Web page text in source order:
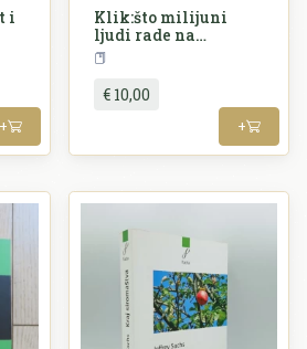
i
+
Klik:što milijuni
ljudi rade na
internetu i što to
govori o njima
€ 10,00
+